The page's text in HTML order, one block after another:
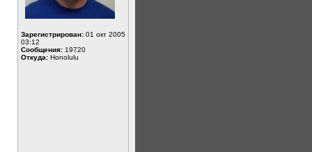
Зарегистрирован: 01 окт 2005
03:12
Сообщения: 19720
Откуда: Honolulu